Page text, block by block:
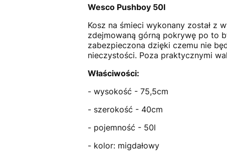
Wesco Pushboy 50l
Kosz na śmieci wykonany został z
zdejmowaną górną pokrywę po to
zabezpieczona dzięki czemu nie
nieczystości. Poza praktycznymi
Właściwości:
- wysokość - 75,5cm
- szerokość - 40cm
- pojemność - 50l
- kolor: migdałowy